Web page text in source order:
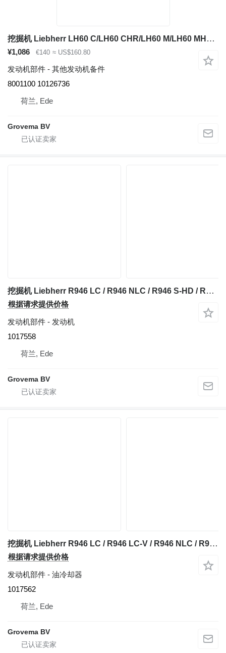
挖掘机 Liebherr LH60 C/LH60 CHR/LH60 M/LH60 MHR/LH60 MT/LH80 C/LH80 M/LH80 MHR/R946/R950/R956/R960/D936 的 Connecting Piece Liebherr Connecting Piece 8001100
¥1,086 €140 ≈ US$160.80
发动机部件 - 其他发动机备件
8001100 10126736
荷兰, Ede
Grovema BV
挖掘机 Liebherr R946 LC / R946 NLC / R946 S-HD / R946 的 发动机 Liebherr D936 A7 320 KW 1017558
根据请求提供价格
发动机部件 - 发动机
1017558
荷兰, Ede
Grovema BV
挖掘机 Liebherr R946 LC / R946 LC-V / R946 NLC / R950 / R950 LC-V / R950 S-HD / R950LC 的 油冷却器 Liebherr 1017562
根据请求提供价格
发动机部件 - 油冷却器
1017562
荷兰, Ede
Grovema BV